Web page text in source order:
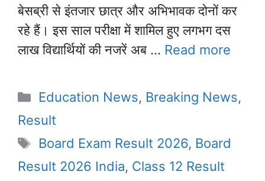
बेसब्री से इंतजार छात्र और अभिभावक दोनों कर
रहे हैं। इस साल परीक्षा में शामिल हुए लगभग दस
लाख विद्यार्थियों की नजरें अब … Read more
Categories
Education News, Breaking News,
Result
Tags
Board Exam Result 2026, Board
Result 2026 India, Class 12 Result